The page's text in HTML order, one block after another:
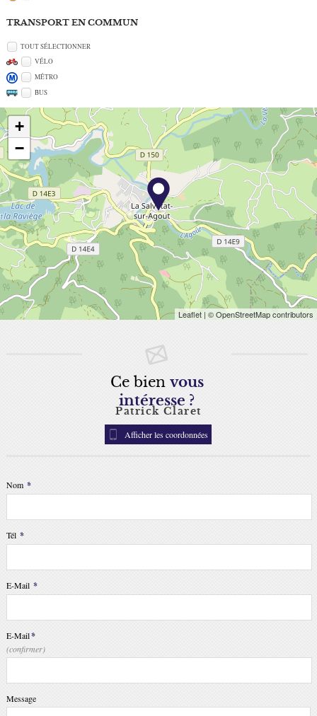
TRANSPORT EN COMMUN
TOUT SÉLECTIONNER
VÉLO
MÉTRO
BUS
+
−
Leaflet | © OpenStreetMap contributors
Ce bien vous
intéresse ?
Patrick Claret
Afficher les coordonnées
Nom *
Tél *
E-Mail *
E-Mail*
(confirmer)
Message